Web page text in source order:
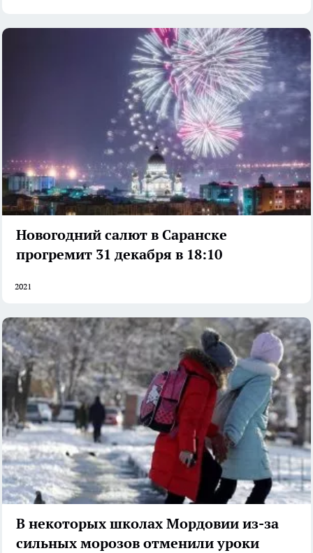
Новогодний салют в Саранске
прогремит 31 декабря в 18:10
2021
В некоторых школах Мордовии из-за
сильных морозов отменили уроки